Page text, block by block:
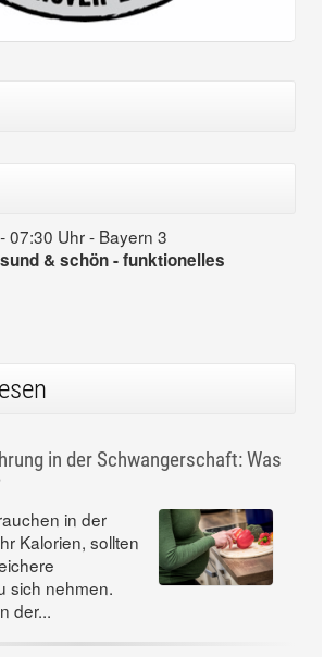
07:30 Uhr - Bayern 3
& schön - funktionelles
in der Schwangerschaft: Was
in der
Kalorien, sollten
sich nehmen.
der...